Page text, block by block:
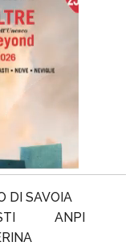
DI SAVOIA
ANPI